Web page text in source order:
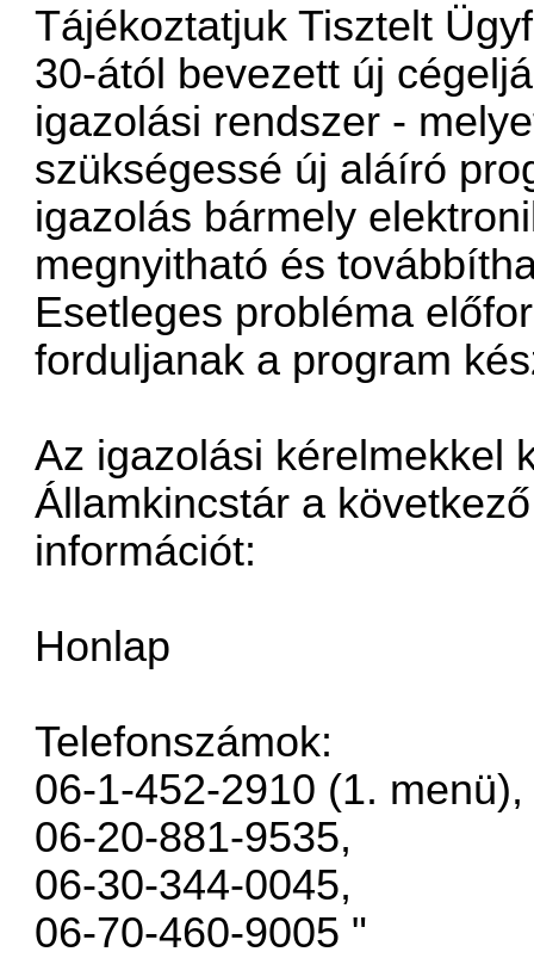
Tájékoztatjuk Tisztelt
30-ától bevezett új
igazolási rendszer -
szükségessé új aláíró
igazolás bármely
megnyitható és
Esetleges probléma
forduljanak a program
Az igazolási kérelmekkel
Államkincstár a
információt:
Honlap
Telefonszámok:
06-1-452-2910 (1. menü),
06-20-881-9535,
06-30-344-0045,
06-70-460-9005 "